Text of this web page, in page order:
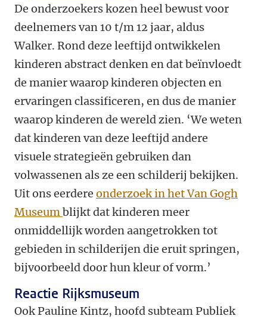
De onderzoekers kozen heel bewust voor
deelnemers van 10 t/m 12 jaar, aldus
Walker. Rond deze leeftijd ontwikkelen
kinderen abstract denken en dat beïnvloedt
de manier waarop kinderen objecten en
ervaringen classificeren, en dus de manier
waarop kinderen de wereld zien. ‘We weten
dat kinderen van deze leeftijd andere
visuele strategieën gebruiken dan
volwassenen als ze een schilderij bekijken.
Uit ons eerdere onderzoek in het Van Gogh
Museumblijkt dat kinderen meer
onmiddellijk worden aangetrokken tot
gebieden in schilderijen die eruit springen,
bijvoorbeeld door hun kleur of vorm.’
Reactie Rijksmuseum
Ook Pauline Kintz, hoofd subteam Publiek